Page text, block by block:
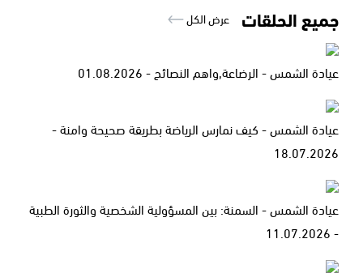
جميع الحلقات عرض الكل
عيادة الشمس - الرضاعة,واهم النصائح - 01.08.2026
عيادة الشمس - كيف نمارس الرياضة بطريقة صحيحة وامنة -
18.07.2026
عيادة الشمس - السمنة: بين المسؤولية الشخصية والثورة الطبية
- 11.07.2026